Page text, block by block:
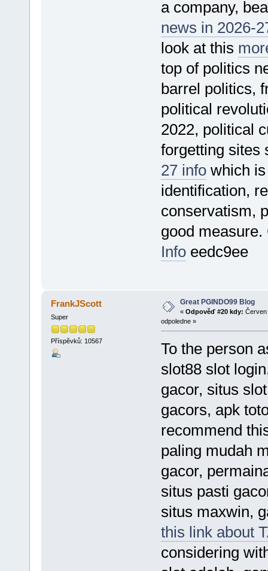
a company,
news in 2026-
look at this
top of politics
barrel politics,
political
2022, political
forgetting sites
27 infowhich is
identification,
conservatism,
good
Infoeedc9ee
FrankJScott
Super
Příspěvků: 10567
Great PGINDO99 Blog
« Odpověď #20 kdy: Červen
odpoledne »
To the person
slot88 slot
gacor, situs
gacors, apk
recommend
paling mudah
gacor,
situs pasti
situs maxwin,
this link about
considering